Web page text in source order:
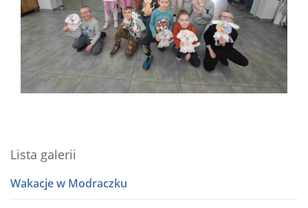
Lista galerii
Wakacje w Modraczku